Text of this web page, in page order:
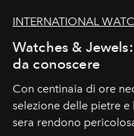
INTERNATIONAL
Watches &
da conoscere
Con centinaia di ore
selezione delle pietre
sera rendono